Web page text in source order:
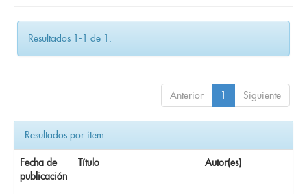
Resultados 1-1 de 1.
Anterior 1 Siguiente
Resultados por ítem:
Fecha de
publicación
Título Autor(es)